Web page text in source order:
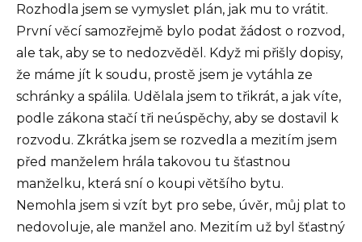
Rozhodla jsem se vymyslet plán, jak mu to vrátit.
První věcí samozřejmě bylo podat žádost o rozvod,
ale tak, aby se to nedozvěděl. Když mi přišly dopisy,
že máme jít k soudu, prostě jsem je vytáhla ze
schránky a spálila. Udělala jsem to třikrát, a jak víte,
podle zákona stačí tři neúspěchy, aby se dostavil k
rozvodu. Zkrátka jsem se rozvedla a mezitím jsem
před manželem hrála takovou tu šťastnou
manželku, která sní o koupi většího bytu.
Nemohla jsem si vzít byt pro sebe, úvěr, můj plat to
nedovoluje, ale manžel ano. Mezitím už byl šťastný